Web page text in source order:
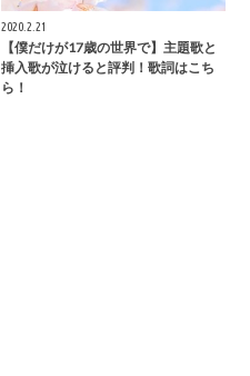
2020.2.21
【僕だけが17歳の世界で】主題歌と
挿入歌が泣けると評判！歌詞はこち
ら！